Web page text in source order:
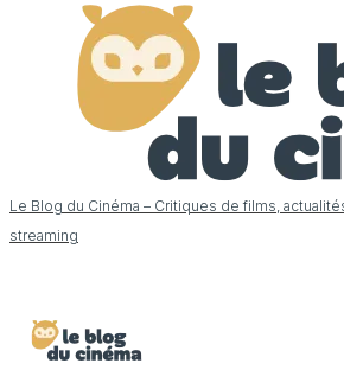
Le Blog du Cinéma – Critiques de films,
streaming